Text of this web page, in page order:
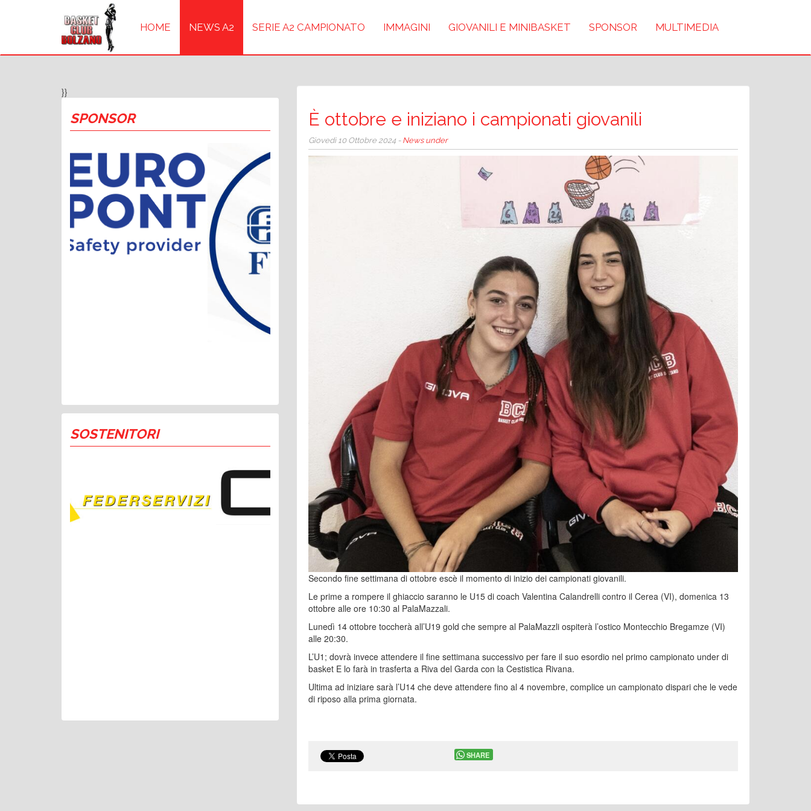
HOME NEWS A2 SERIE A2 CAMPIONATO IMMAGINI GIOVANILI E MINIBASKET SPONSOR MULTIMEDIA
}}
SPONSOR
SOSTENITORI
È ottobre e iniziano i campionati giovanili
Giovedì 10 Ottobre 2024 - News under
Secondo fine settimana di ottobre escè il momento di inizio dei campionati giovanili.
Le prime a rompere il ghiaccio saranno le U15 di coach Valentina Calandrelli contro il Cerea (VI), domenica 13
ottobre alle ore 10:30 al PalaMazzali.
Lunedì 14 ottobre toccherà all’U19 gold che sempre al PalaMazzli ospiterà l’ostico Montecchio Bregamze (VI)
alle 20:30.
L’U1; dovrà invece attendere il fine settimana successivo per fare il suo esordio nel primo campionato under di
basket E lo farà in trasferta a Riva del Garda con la Cestistica Rivana.
Ultima ad iniziare sarà l’U14 che deve attendere fino al 4 novembre, complice un campionato dispari che le vede
di riposo alla prima giornata.
SHARE